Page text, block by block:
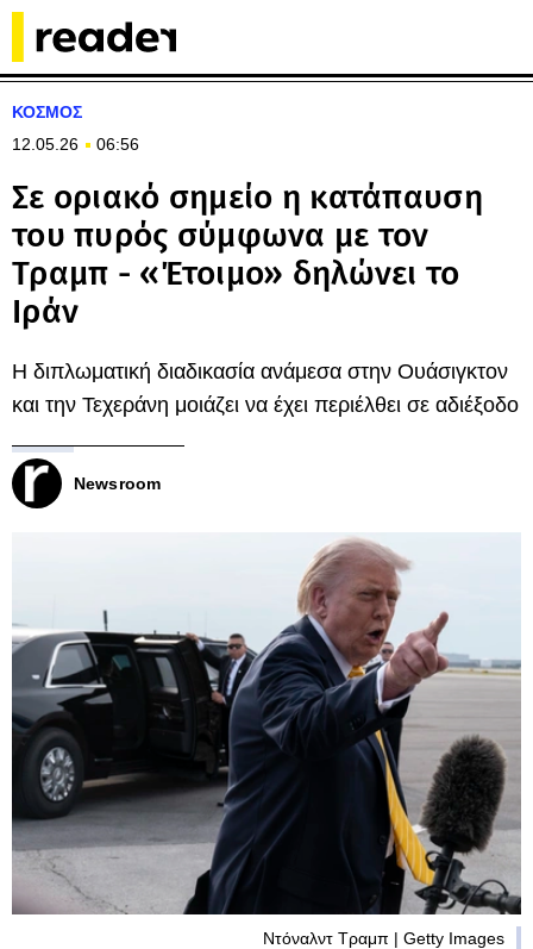
ΚΟΣΜΟΣ
12.05.26
06:56
Σε οριακό σημείο η κατάπαυση
του πυρός σύμφωνα με τον
Τραμπ - «Έτοιμο» δηλώνει το
Ιράν
Η διπλωματική διαδικασία ανάμεσα στην Ουάσιγκτον
και την Τεχεράνη μοιάζει να έχει περιέλθει σε αδιέξοδο
Newsroom
Ντόναλντ Τραμπ | Getty Images